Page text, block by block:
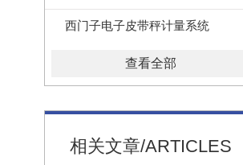
西门子电子皮带秤计量系统
查看全部
相关文章/ARTICLES